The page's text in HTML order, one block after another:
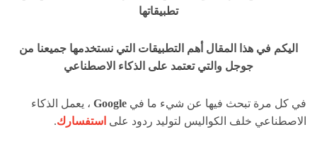
تطبيقاتها
اليكم في هذا المقال أهم التطبيقات التي نستخدمها جميعنا من
جوجل والتي تعتمد على الذكاء الاصطناعي
في كل مرة تبحث فيها عن شيء ما في Google ، يعمل الذكاء
الاصطناعي خلف الكواليس لتوليد ردود على استفسارك.